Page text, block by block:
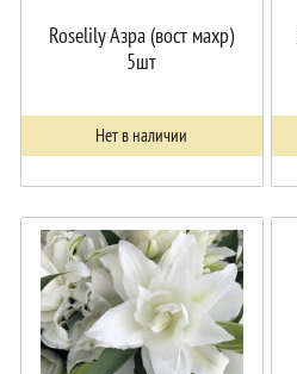
Roselily Азра (вост махр)
5шт
Нет в наличии